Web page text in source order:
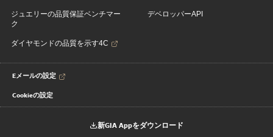
ジュエリーの品質保証ベンチマー
ク
ダイヤモンドの品質を示す4C
デベロッパーAPI
Eメールの設定
Cookieの設定
新GIA Appをダウンロード